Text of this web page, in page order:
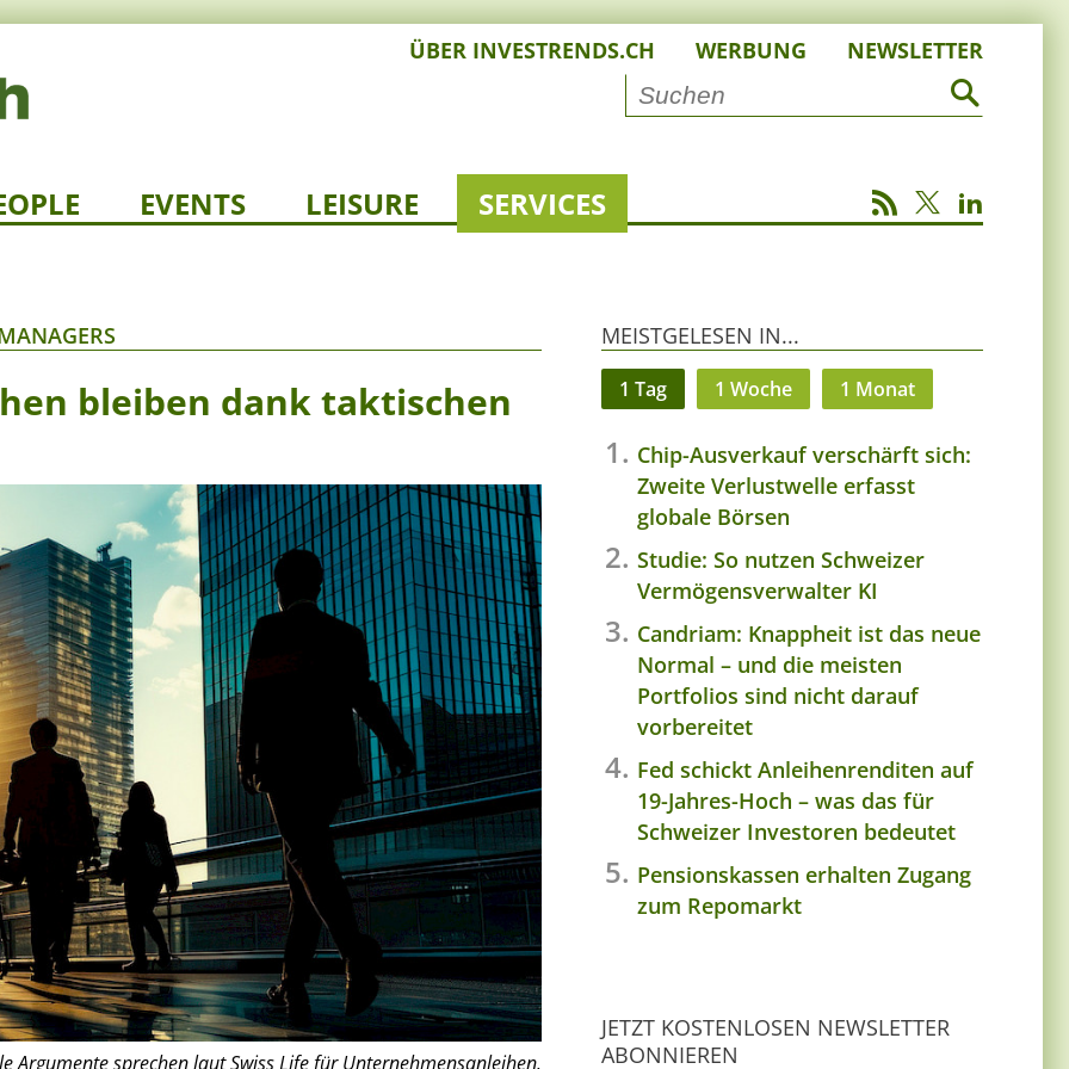
ÜBER INVESTRENDS.CH WERBUNG NEWSLETTER
EVENTS LEISURE SERVICES
bleiben dank taktischen
Argumente sprechen laut Swiss Life für Unternehmensanleihen.
MEISTGELESEN IN...
1 Tag 1 Woche 1 Monat
Chip-Ausverkauf verschärft sich:
Zweite Verlustwelle erfasst
globale Börsen
Studie: So nutzen Schweizer
Vermögensverwalter KI
Candriam: Knappheit ist das neue
Normal – und die meisten
Portfolios sind nicht darauf
vorbereitet
Fed schickt Anleihenrenditen auf
19-Jahres-Hoch – was das für
Schweizer Investoren bedeutet
Pensionskassen erhalten Zugang
zum Repomarkt
JETZT KOSTENLOSEN NEWSLETTER
ABONNIEREN